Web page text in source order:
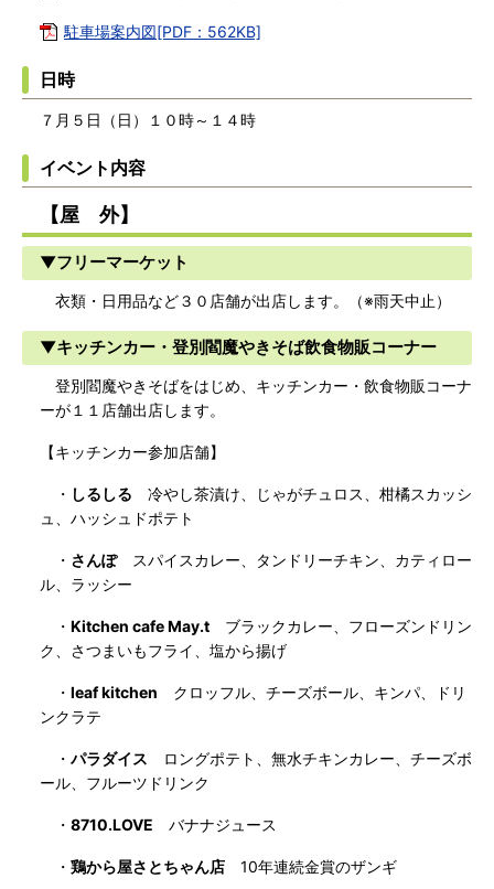
駐車場案内図[PDF：562KB]
日時
７月５日（日）１０時～１４時
イベント内容
【屋 外】
▼フリーマーケット
衣類・日用品など３０店舗が出店します。（※雨天中止）
▼キッチンカー・登別閻魔やきそば飲食物販コーナー
登別閻魔やきそばをはじめ、キッチンカー・飲食物販コーナ
ーが１１店舗出店します。
【キッチンカー参加店舗】
・ しるしる 冷やし茶漬け、じゃがチュロス、柑橘スカッシ
ュ、ハッシュドポテト
・ さんぽスパイスカレー、タンドリーチキン、カティロー
ル、ラッシー
・ Kitchen cafe May.t ブラックカレー、フローズンドリン
ク、さつまいもフライ、塩から揚げ
・ leaf kitchen クロッフル、チーズボール、キンパ、ドリ
ンクラテ
・ パラダイス ロングポテト、無水チキンカレー、チーズボ
ール、フルーツドリンク
・ 8710.LOVE バナナジュース
・ 鶏から屋さとちゃん店 10年連続金賞のザンギ